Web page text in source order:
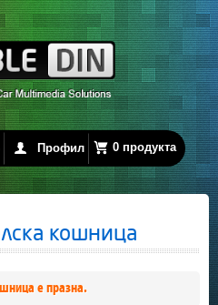
Профил 0 продукта
кошница
е празна.